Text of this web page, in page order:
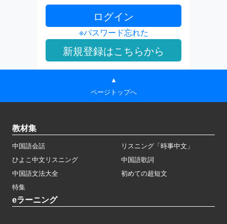
※パスワード忘れた
▲
ページトップへ
教材集
中国語会話
リスニング「時事中文」
ひよこ中文リスニング
中国語歌詞
中国語文法大全
初めての超短文
特集
eラーニング